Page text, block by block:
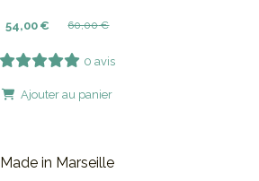
54,00 € 60,00€
0 avis
Ajouter au panier
Made in Marseille